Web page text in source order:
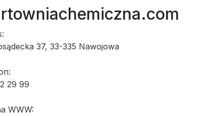
37, 33-335 Nawojowa
29 99
WWW: